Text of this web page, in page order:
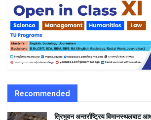
Recommended
त्रिभुवन अन्तर्राष्ट्रिय विमानस्थलबाट